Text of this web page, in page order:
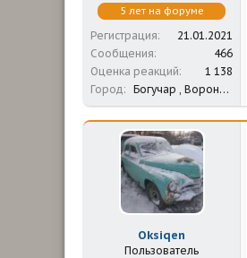
5 лет на форуме
Регистрация
21.01.2021
Сообщения
466
Оценка реакций
1 138
Город
Богучар , Воронежская обл.
Oksiqen
Пользователь